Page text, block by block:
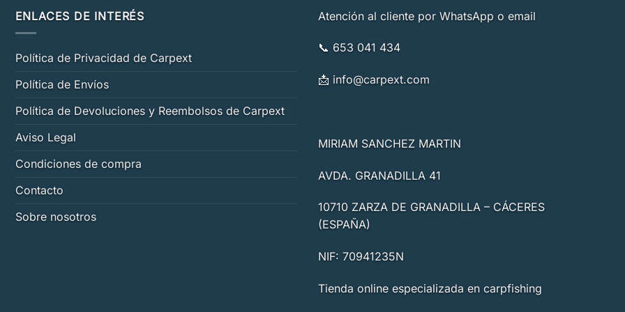
ENLACES DE INTERÉS
Política de Privacidad de Carpext
Política de Envíos
Política de Devoluciones y Reembolsos de Carpext
Aviso Legal
Condiciones de compra
Contacto
Sobre nosotros
Atención al cliente por WhatsApp o email
📞 653 041 434
📩 info@carpext.com
MIRIAM SANCHEZ MARTIN
AVDA. GRANADILLA 41
10710 ZARZA DE GRANADILLA – CÁCERES
(ESPAÑA)
NIF: 70941235N
Tienda online especializada en carpfishing